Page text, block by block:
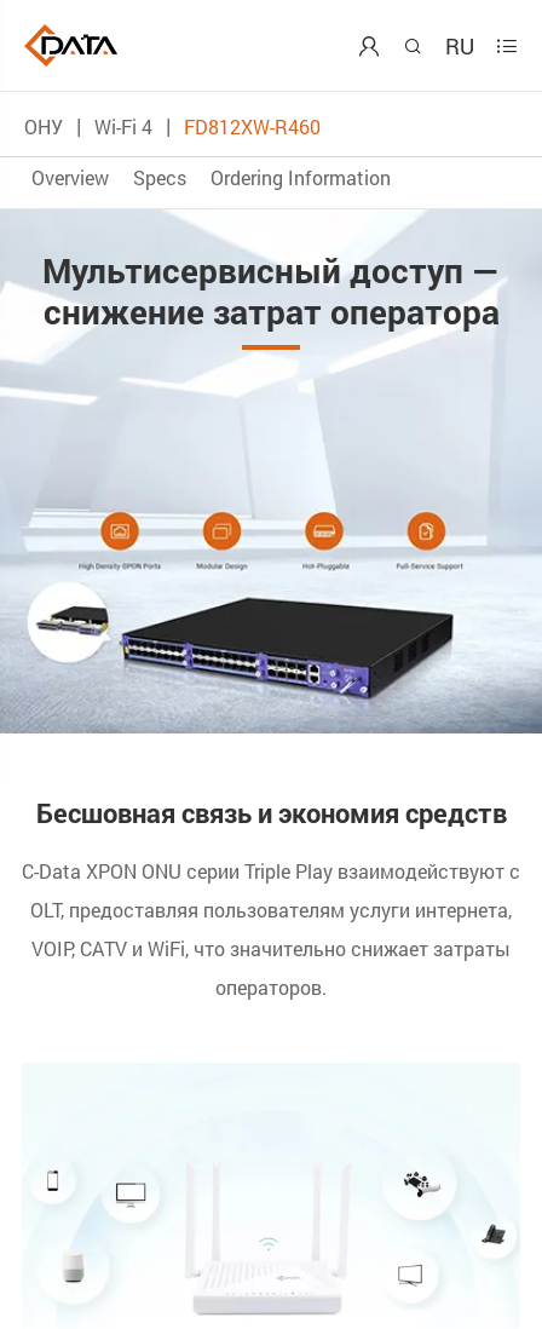
  RU 
ОНУ Wi-Fi 4
FD812XW-R460
Overview
Specs Ordering Information
Мультисервисный доступ —
снижение затрат оператора
Бесшовная связь и экономия средств
C-Data XPON ONU серии Triple Play взаимодействуют с
OLT, предоставляя пользователям услуги интернета,
VOIP, CATV и WiFi, что значительно снижает затраты
операторов.